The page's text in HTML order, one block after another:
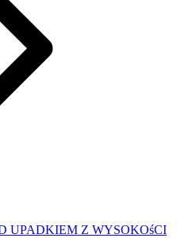
UPADKIEM Z WYSOKOśCI